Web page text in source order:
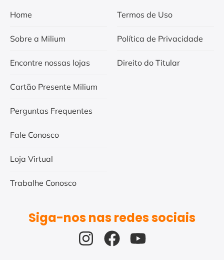
Home
Sobre a Milium
Encontre nossas lojas
Cartão Presente Milium
Perguntas Frequentes
Fale Conosco
Loja Virtual
Trabalhe Conosco
Termos de Uso
Política de Privacidade
Direito do Titular
Siga-nos nas redes sociais